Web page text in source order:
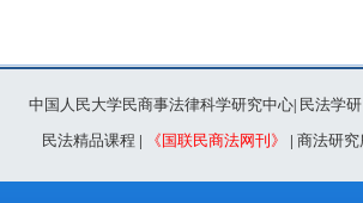
中国人民大学民商事法律科学研究中心| 民法学
民法精品课程 | 《国联民商法网刊》 | 商法研究